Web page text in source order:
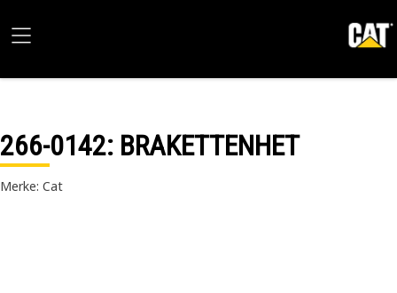
266-0142: BRAKETTENHET
Merke: Cat